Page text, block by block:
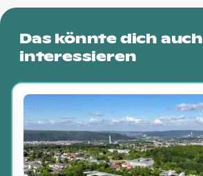
Das könnte dich auch
interessieren